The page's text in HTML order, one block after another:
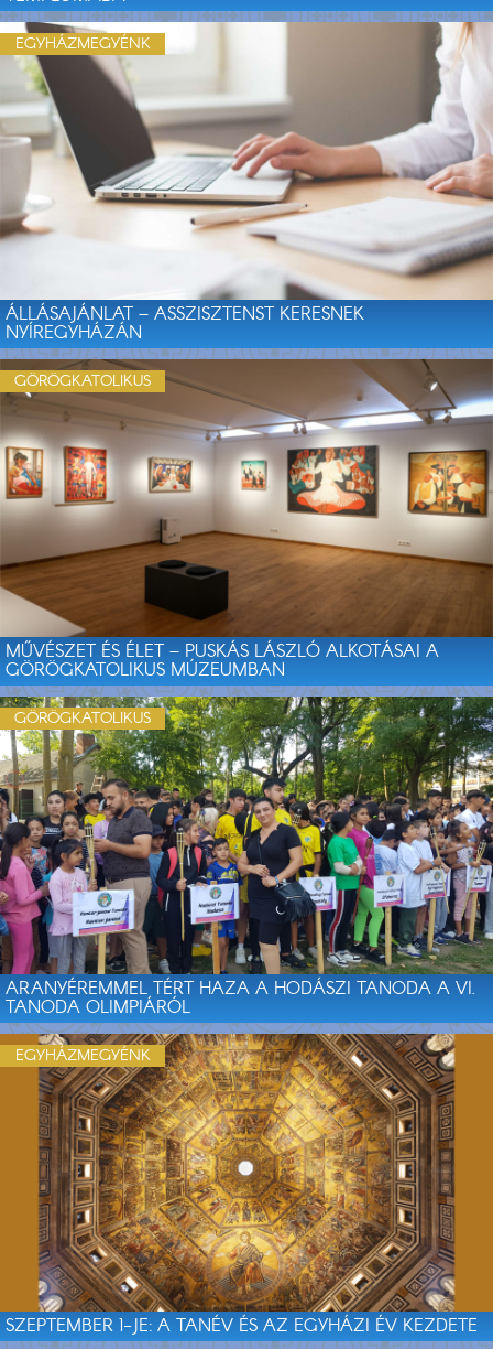
ÁLLÁSAJÁNLAT – ASSZISZTENST KERESNEK
NYÍREGYHÁZÁN
EGYHÁZMEGYÉNK
MŰVÉSZET ÉS ÉLET – PUSKÁS LÁSZLÓ ALKOTÁSAI A
GÖRÖGKATOLIKUS MÚZEUMBAN
GÖRÖGKATOLIKUS
ARANYÉREMMEL TÉRT HAZA A HODÁSZI TANODA A VI.
TANODA OLIMPIÁRÓL
GÖRÖGKATOLIKUS
SZEPTEMBER 1-JE: A TANÉV ÉS AZ EGYHÁZI ÉV KEZDETE
EGYHÁZMEGYÉNK